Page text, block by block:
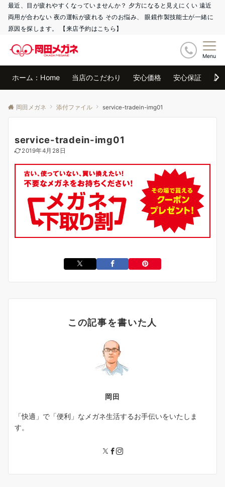
最近、目が疲れやすくなっていませんか？ 夕方になると見えにくい 遠近
両用が合わない 夜の運転が疲れる そのお悩み、 眼鏡作製技能士が一緒に
原因を探します。 【来店予約はこちら】
Menu
ホーム：Home 当店のこだわり 安心価格 安心保証 店
岡田メガネ 添付ファイル service-tradein-img01
service-tradein-img01
2019年4月28日
この記事を書いた人
岡田
「快適」で「便利」なメガネ生活するお手伝いをいたしま
す。